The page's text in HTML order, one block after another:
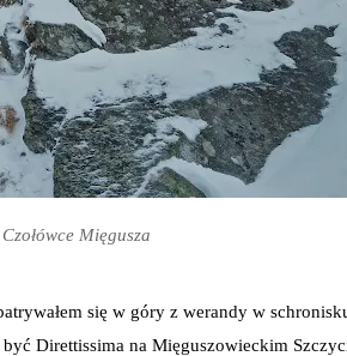
Mięgusza
się w góry z werandy w
Direttissima na Mięguszowieckim